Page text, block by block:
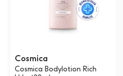
Cosmica
Cosmica Bodylotion Rich